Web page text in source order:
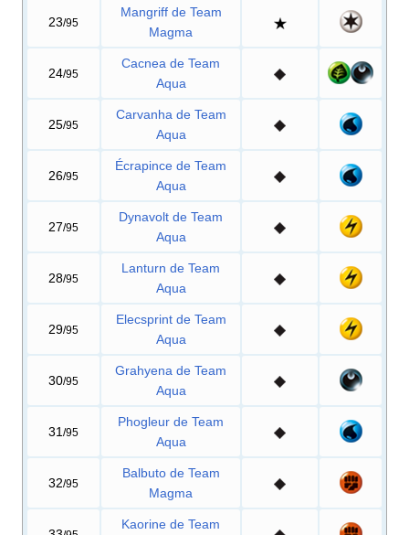
23/95
Mangriff de Team
Magma
24/95
Cacnea de Team
Aqua
25/95
Carvanha de Team
Aqua
26/95
Écrapince de Team
Aqua
27/95
Dynavolt de Team
Aqua
28/95
Lanturn de Team
Aqua
29/95
Elecsprint de Team
Aqua
30/95
Grahyena de Team
Aqua
31 /95
Phogleur de Team
Aqua
32/95
Balbuto de Team
Magma
Kaorine de Team